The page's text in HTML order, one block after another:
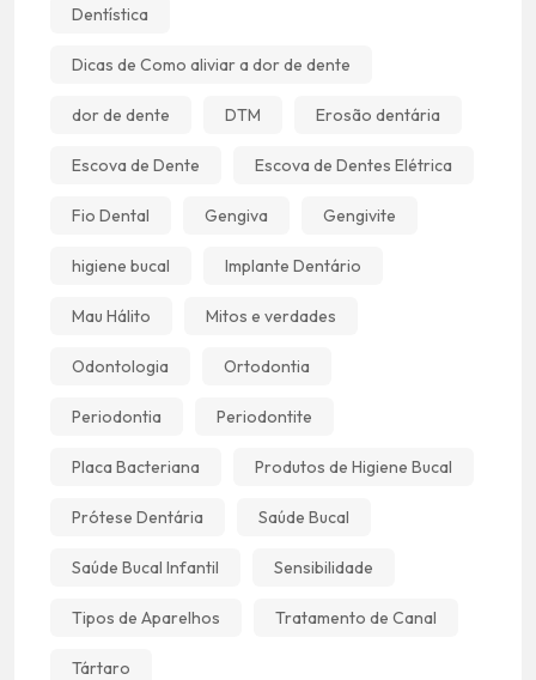
Dentística
Dicas de Como aliviar a dor de dente
dor de dente DTM Erosão dentária
Escova de Dente Escova de Dentes Elétrica
Fio Dental Gengiva Gengivite
higiene bucal Implante Dentário
Mau Hálito Mitos e verdades
Odontologia Ortodontia
Periodontia Periodontite
Placa Bacteriana Produtos de Higiene Bucal
Prótese Dentária Saúde Bucal
Saúde Bucal Infantil Sensibilidade
Tipos de Aparelhos Tratamento de Canal
Tártaro